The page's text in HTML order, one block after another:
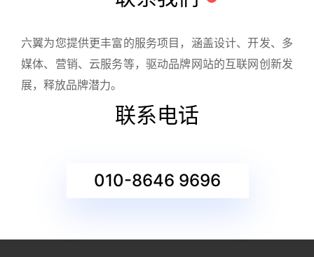
六翼为您提供更丰富的服务项目，涵盖设计、开发、多
媒体、营销、云服务等，驱动品牌网站的互联网创新发
展，释放品牌潜力。
联系电话
010-8646 9696